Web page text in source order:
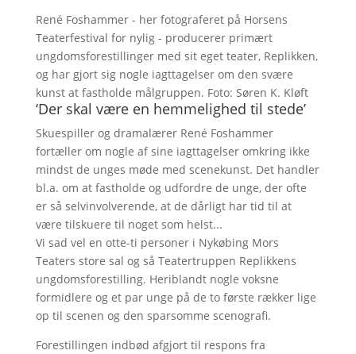
René Foshammer - her fotograferet på Horsens
Teaterfestival for nylig - producerer primært
ungdomsforestillinger med sit eget teater, Replikken,
og har gjort sig nogle iagttagelser om den svære
kunst at fastholde målgruppen. Foto: Søren K. Kløft
‘Der skal være en hemmelighed til stede’
Skuespiller og dramalærer René Foshammer
fortæller om nogle af sine iagttagelser omkring ikke
mindst de unges møde med scenekunst. Det handler
bl.a. om at fastholde og udfordre de unge, der ofte
er så selvinvolverende, at de dårligt har tid til at
være tilskuere til noget som helst...
Vi sad vel en otte-ti personer i Nykøbing Mors
Teaters store sal og så Teatertruppen Replikkens
ungdomsforestilling. Heriblandt nogle voksne
formidlere og et par unge på de to første rækker lige
op til scenen og den sparsomme scenografi.
Forestillingen indbød afgjort til respons fra